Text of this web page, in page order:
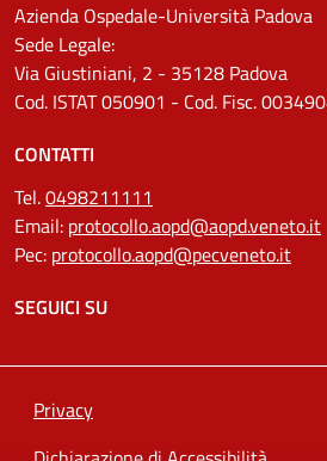
Azienda Ospedale-Università Padova
Sede Legale:
Via Giustiniani, 2 - 35128 Padova
Cod. ISTAT 050901 - Cod. Fisc.
CONTATTI
Tel.0498211111
Email: protocollo.aopd@aopd.veneto.it
Pec: protocollo.aopd@pecveneto.it
SEGUICI SU
Privacy